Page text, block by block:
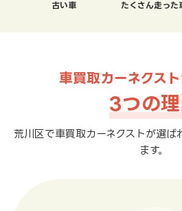
古い車 たくさん走った
車買取カーネクス
3つの
荒川区で車買取カーネクストが選ば
ます。